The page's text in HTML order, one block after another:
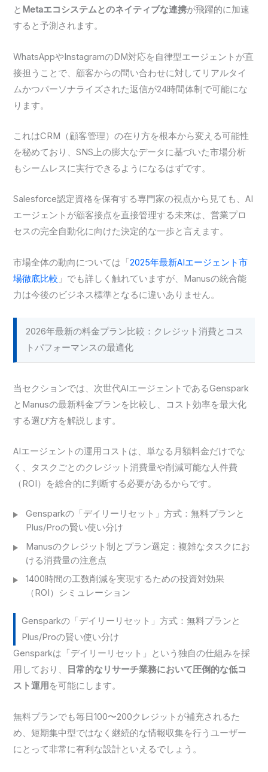
と Metaエコシステムとのネイティブな連携が飛躍的に加速
すると予測されます。
WhatsAppやInstagramのDM対応を自律型エージェントが直
接担うことで、顧客からの問い合わせに対してリアルタイ
ムかつパーソナライズされた返信が24時間体制で可能にな
ります。
これはCRM（顧客管理）の在り方を根本から変える可能性
を秘めており、SNS上の膨大なデータに基づいた市場分析
もシームレスに実行できるようになるはずです。
Salesforce認定資格を保有する専門家の視点から見ても、AI
エージェントが顧客接点を直接管理する未来は、営業プロ
セスの完全自動化に向けた決定的な一歩と言えます。
市場全体の動向については「2025年最新AIエージェント市
場徹底比較 」でも詳しく触れていますが、Manusの統合能
力は今後のビジネス標準となるに違いありません。
2026年最新の料金プラン比較：クレジット消費とコス
トパフォーマンスの最適化
当セクションでは、次世代AIエージェントであるGenspark
とManusの最新料金プランを比較し、コスト効率を最大化
する選び方を解説します。
AIエージェントの運用コストは、単なる月額料金だけでな
く、タスクごとのクレジット消費量や削減可能な人件費
（ROI）を総合的に判断する必要があるからです。
Gensparkの「デイリーリセット」方式：無料プランと
Plus/Proの賢い使い分け
Manusのクレジット制とプラン選定：複雑なタスクにお
ける消費量の注意点
1400時間の工数削減を実現するための投資対効果
（ROI）シミュレーション
Gensparkの「デイリーリセット」方式：無料プランと
Plus/Proの賢い使い分け
Gensparkは「デイリーリセット」という独自の仕組みを採
用しており、
日常的なリサーチ業務において圧倒的な低コ
スト運用 を可能にします。
無料プランでも毎日100〜200クレジットが補充されるた
め、短期集中型ではなく継続的な情報収集を行うユーザー
にとって非常に有利な設計といえるでしょう。